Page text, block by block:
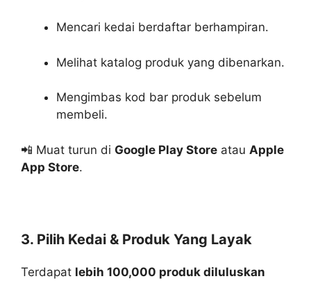
Mencari kedai berdaftar berhampiran.
Melihat katalog produk yang dibenarkan.
Mengimbas kod bar produk sebelum
membeli.
📲 Muat turun di Google Play Store atau Apple
App Store.
3. Pilih Kedai & Produk Yang Layak
Terdapat lebih 100,000 produk diluluskan